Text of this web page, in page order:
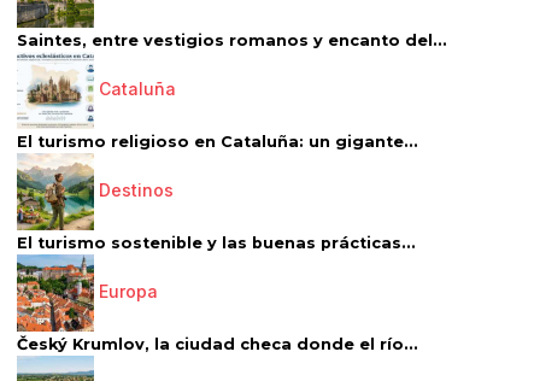
Saintes, entre vestigios romanos y encanto del...
Cataluña
El turismo religioso en Cataluña: un gigante...
Destinos
El turismo sostenible y las buenas prácticas...
Europa
Český Krumlov, la ciudad checa donde el río...